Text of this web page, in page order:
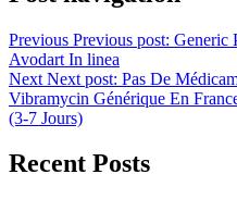
Previous Previous post: Generic
Avodart In linea
Next Next post: Pas De
Vibramycin Générique En
(3-7 Jours)
Recent Posts